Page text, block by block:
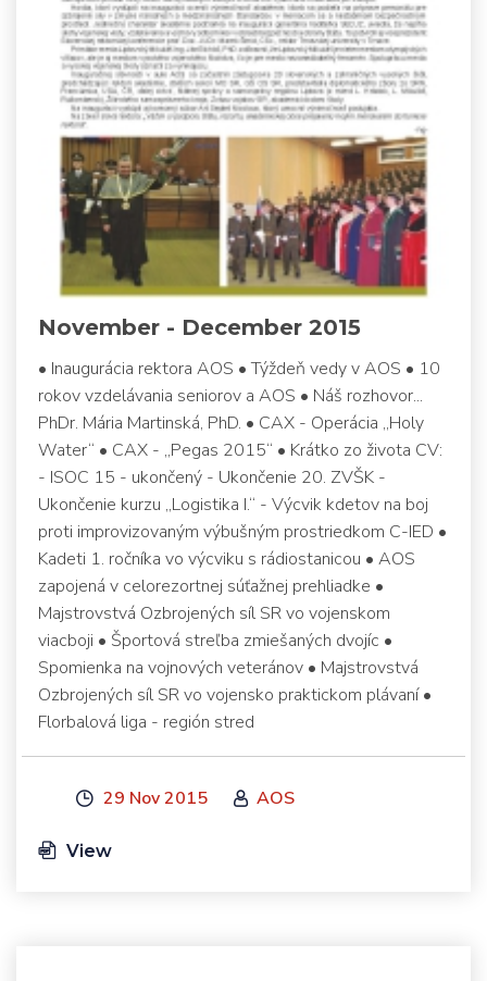
November - December 2015
• Inaugurácia rektora AOS • Týždeň vedy v AOS • 10
rokov vzdelávania seniorov a AOS • Náš rozhovor...
PhDr. Mária Martinská, PhD. • CAX - Operácia „Holy
Water“ • CAX - „Pegas 2015“ • Krátko zo života CV:
- ISOC 15 - ukončený - Ukončenie 20. ZVŠK -
Ukončenie kurzu „Logistika I.“ - Výcvik kdetov na boj
proti improvizovaným výbušným prostriedkom C-IED •
Kadeti 1. ročníka vo výcviku s rádiostanicou • AOS
zapojená v celorezortnej súťažnej prehliadke •
Majstrovstvá Ozbrojených síl SR vo vojenskom
viacboji • Športová streľba zmiešaných dvojíc •
Spomienka na vojnových veteránov • Majstrovstvá
Ozbrojených síl SR vo vojensko praktickom plávaní •
Florbalová liga - región stred
29 Nov 2015 AOS
View